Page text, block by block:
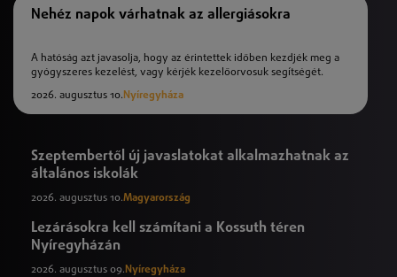
Nehéz napok várhatnak az allergiásokra
A hatóság azt javasolja, hogy az érintettek időben kezdjék meg a
gyógyszeres kezelést, vagy kérjék kezelőorvosuk segítségét.
2026. augusztus 10. Nyíregyháza
Szeptembertől új javaslatokat alkalmazhatnak az
általános iskolák
2026. augusztus 10.Magyarország
Lezárásokra kell számítani a Kossuth téren
Nyíregyházán
2026. augusztus 09. Nyíregyháza